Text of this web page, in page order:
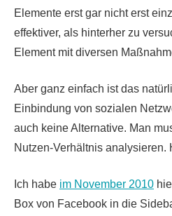
Elemente erst gar nicht erst
effektiver, als hinterher zu
Element mit diversen
Aber ganz einfach ist das
Einbindung von sozialen
auch keine Alternative. Man
Nutzen-Verhältnis analysieren.
Ich habe im November 2010
Box von Facebook in die